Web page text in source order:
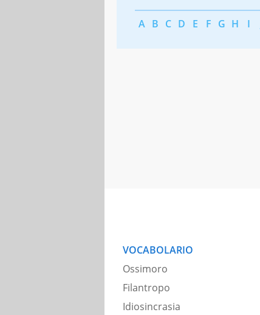
A B C D E F G H I
VOCABOLARIO
Ossimoro
Filantropo
Idiosincrasia